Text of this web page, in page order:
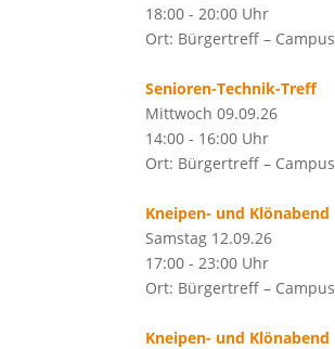
18:00 - 20:00 Uhr
Ort: Bürgertreff – Campus
Senioren-Technik-Treff
Mittwoch 09.09.26
14:00 - 16:00 Uhr
Ort: Bürgertreff – Campus
Kneipen- und Klönabend
Samstag 12.09.26
17:00 - 23:00 Uhr
Ort: Bürgertreff – Campus
Kneipen- und Klönabend